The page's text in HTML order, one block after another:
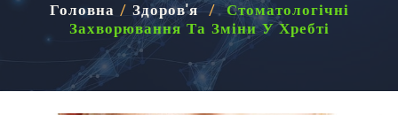
Головна / Здоров'я / Стоматологічні
Захворювання Та Зміни У Хребті